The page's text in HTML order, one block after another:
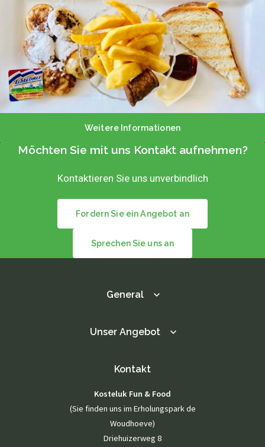
Weitere Informationen
Möchten Sie mit uns Kontakt aufnehmen?
Kontaktieren Sie uns unverbindlich
Fordern Sie ein Angebot an
Sprechen Sie uns an
General
Unser Angebot
Kontakt
Kosteluk Fun & Food
(Sie finden uns im Erholungspark de
Woudhoeve)
Driehuizerweg 8